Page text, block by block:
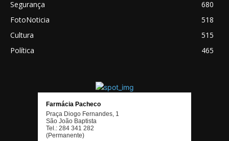
Segurança
680
FotoNoticia
518
Cultura
515
Política
465